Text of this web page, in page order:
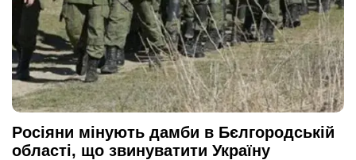
Росіяни мінують дамби в Бєлгородській
області, що звинуватити Україну